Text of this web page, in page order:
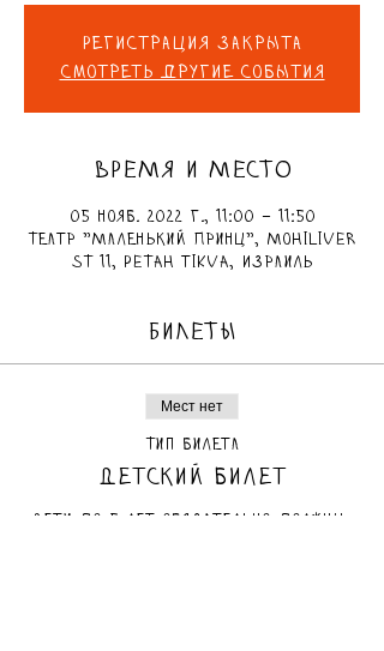
Регистрация закрыта
Смотреть другие события
ВРЕМЯ И МЕСТО
05 нояб. 2022 г., 11:00 – 11:50
Театр "Маленький Принц", Mohiliver
St 11, Petah Tikva, Израиль
БИЛЕТЫ
Мест нет
Тип билета
Детский билет
Дети до 5 лет обязательно должны